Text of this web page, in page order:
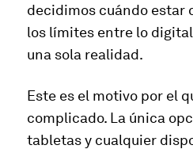
decidimos cuándo estar
los límites entre lo
una sola realidad.
Este es el motivo por el
complicado. La única
tabletas y cualquier